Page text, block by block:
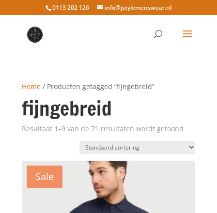
0113 202 126 info@jstylemenswear.nl
Home/ Producten getagged “fijngebreid”
fijngebreid
Resultaat 1–9 van de 71 resultaten wordt getoond
Sale